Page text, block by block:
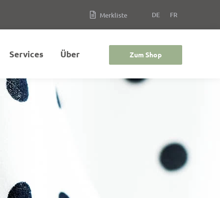
Merkliste DE FR
Services Über Zum Shop